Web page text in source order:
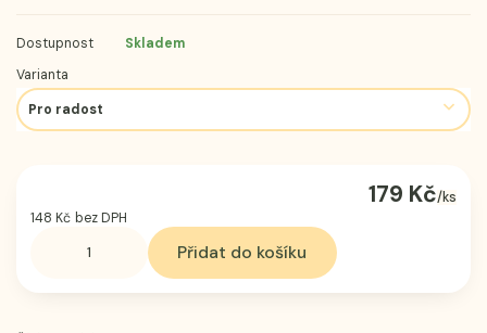
Dostupnost
Skladem
Varianta
179 Kč/ks
148 Kč bez DPH
Přidat do košíku